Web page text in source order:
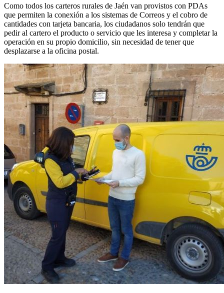
Como todos los carteros rurales de Jaén van provistos con PDAs
que permiten la conexión a los sistemas de Correos y el cobro de
cantidades con tarjeta bancaria, los ciudadanos solo tendrán que
pedir al cartero el producto o servicio que les interesa y completar la
operación en su propio domicilio, sin necesidad de tener que
desplazarse a la oficina postal.